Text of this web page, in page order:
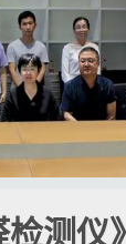
检测